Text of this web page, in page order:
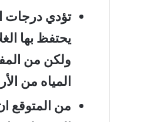
تؤدي درجات
يحتفظ بها
ولكن من
المياه من
من المتوقع